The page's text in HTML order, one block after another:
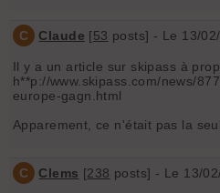
C Claude [53 posts] - Le 13/
Il y a un article sur skipass à
h**p://www.skipass.com/news/
europe-gagn.html
Apparement, ce n'était pas la
C Clems [238 posts] - Le 13/